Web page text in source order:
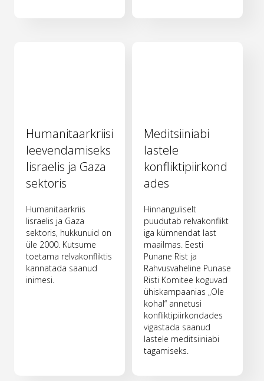
Humanitaarkriisi
leevendamiseks
Iisraelis ja Gaza
sektoris
Humanitaarkriis
Iisraelis ja Gaza
sektoris, hukkunuid on
üle 2000. Kutsume
toetama relvakonfliktis
kannatada saanud
inimesi.
Meditsiiniabi
lastele
konfliktipiirkond
ades
Hinnanguliselt
puudutab relvakonflikt
iga kümnendat last
maailmas. Eesti
Punane Rist ja
Rahvusvaheline Punase
Risti Komitee koguvad
ühiskampaanias „Ole
kohal“ annetusi
konfliktipiirkondades
vigastada saanud
lastele meditsiiniabi
tagamiseks.